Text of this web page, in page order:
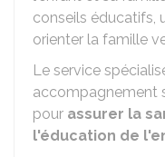
conseils éducatifs,
orienter la famille
Le service
accompagnement
pour assurer la
l'éducation de